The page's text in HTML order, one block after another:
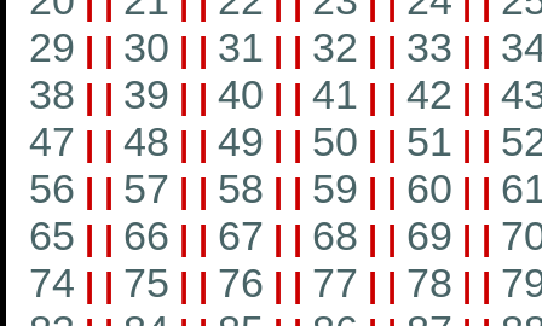
29 | | 30 | | 31 | | 32 | | 33 | |
38 | | 39 | | 40 | | 41 | | 42 | |
47 | | 48 | | 49 | | 50 | | 51 | |
56 | | 57 | | 58 | | 59 | | 60 | |
65 | | 66 | | 67 | | 68 | | 69 | |
74 | | 75 | | 76 | | 77 | | 78 | |